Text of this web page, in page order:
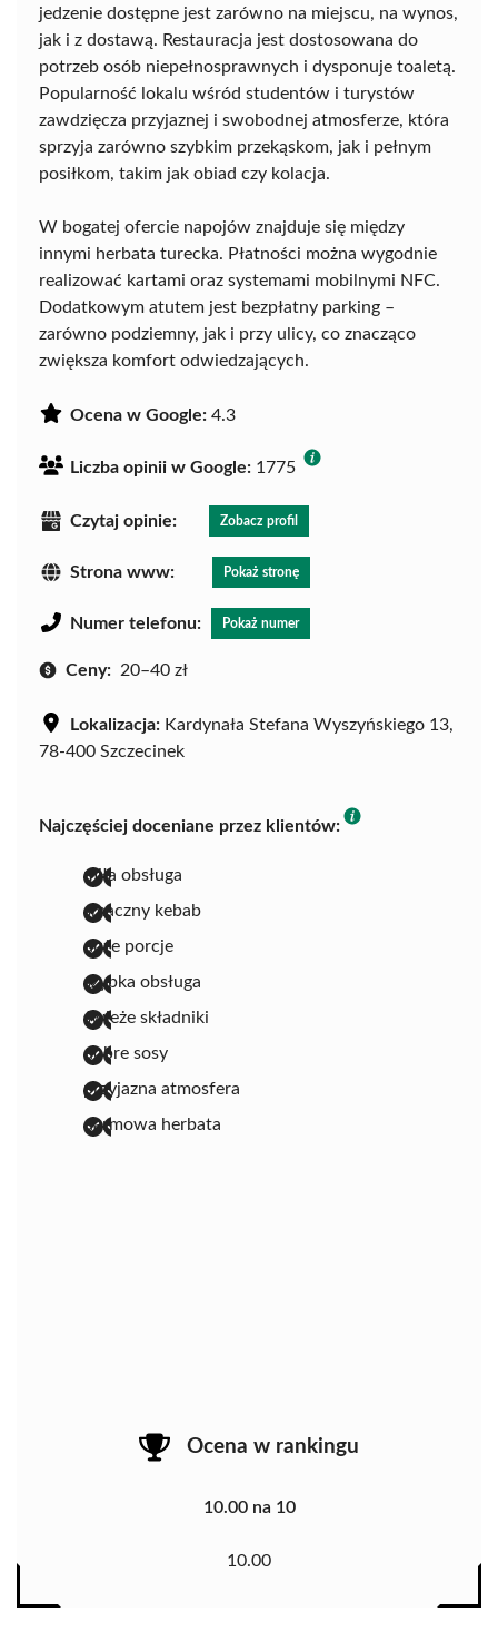
jedzenie dostępne jest zarówno na miejscu, na wynos,
jak i z dostawą. Restauracja jest dostosowana do
potrzeb osób niepełnosprawnych i dysponuje toaletą.
Popularność lokalu wśród studentów i turystów
zawdzięcza przyjaznej i swobodnej atmosferze, która
sprzyja zarówno szybkim przekąskom, jak i pełnym
posiłkom, takim jak obiad czy kolacja.
W bogatej ofercie napojów znajduje się między
innymi herbata turecka. Płatności można wygodnie
realizować kartami oraz systemami mobilnymi NFC.
Dodatkowym atutem jest bezpłatny parking –
zarówno podziemny, jak i przy ulicy, co znacząco
zwiększa komfort odwiedzających.
Ocena w Google: 4.3
Liczba opinii w Google: 1775
Czytaj opinie: Zobacz profil
Strona www: Pokaż stronę
Numer telefonu: Pokaż numer
Ceny: 20–40 zł
Lokalizacja: Kardynała Stefana Wyszyńskiego 13,
78-400 Szczecinek
Najczęściej doceniane przez klientów:
miła obsługa
smaczny kebab
duże porcje
szybka obsługa
świeże składniki
dobre sosy
przyjazna atmosfera
darmowa herbata
Ocena w rankingu
10.00 na 10
10.00